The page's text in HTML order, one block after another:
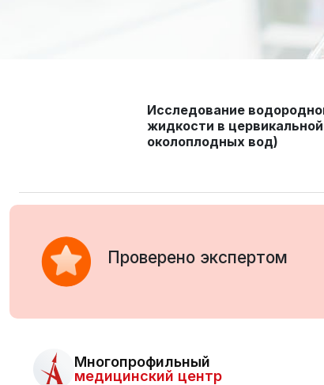
Исследование
жидкости в
околоплодных вод)
Проверено экспертом
Многопрофильный
медицинский центр